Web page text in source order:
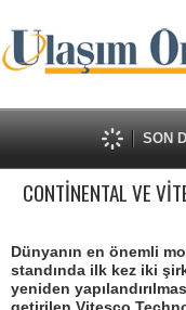
SON
CONTİNENTAL VE
Dünyanın en önemli
standında ilk kez iki
yeniden